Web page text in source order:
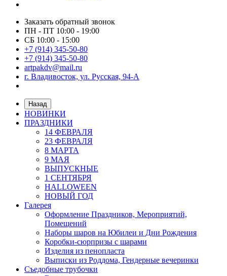
Заказать обратный звонок
ПН - ПТ 10:00 - 19:00
СБ 10:00 - 15:00
+7 (914) 345-50-80
+7 (914) 345-50-80
artpakdv@mail.ru
г. Владивосток, ул. Русская, 94-А
Назад
НОВИНКИ
ПРАЗДНИКИ
14 ФЕВРАЛЯ
23 ФЕВРАЛЯ
8 МАРТА
9 МАЯ
ВЫПУСКНЫЕ
1 СЕНТЯБРЯ
HALLOWEEN
НОВЫЙ ГОД
Галерея
Оформление Праздников, Мероприятий,
Помещений
Наборы шаров на Юбилеи и Дни Рождения
Коробки-сюрпризы с шарами
Изделия из пенопласта
Выписки из Роддома, Гендерные вечеринки
Съедобные трубочки